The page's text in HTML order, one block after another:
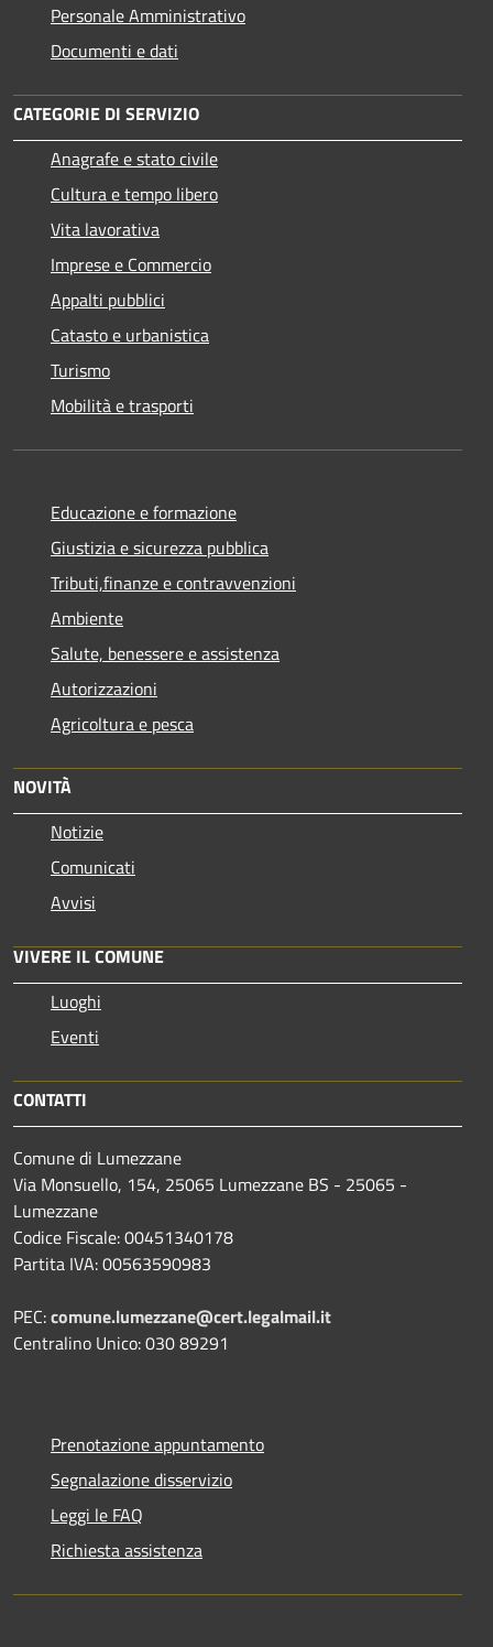
Personale Amministrativo
Documenti e dati
CATEGORIE DI SERVIZIO
Anagrafe e stato civile
Cultura e tempo libero
Vita lavorativa
Imprese e Commercio
Appalti pubblici
Catasto e urbanistica
Turismo
Mobilità e trasporti
Educazione e formazione
Giustizia e sicurezza pubblica
Tributi,finanze e contravvenzioni
Ambiente
Salute, benessere e assistenza
Autorizzazioni
Agricoltura e pesca
NOVITÀ
Notizie
Comunicati
Avvisi
VIVERE IL COMUNE
Luoghi
Eventi
CONTATTI
Comune di Lumezzane
Via Monsuello, 154, 25065 Lumezzane BS - 25065 -
Lumezzane
Codice Fiscale: 00451340178
Partita IVA: 00563590983
PEC:comune.lumezzane@cert.legalmail.it
Centralino Unico: 030 89291
Prenotazione appuntamento
Segnalazione disservizio
Leggi le FAQ
Richiesta assistenza